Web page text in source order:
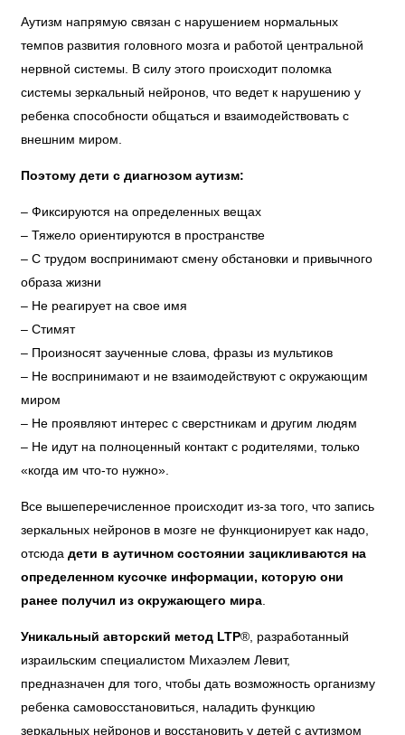
Аутизм напрямую связан с нарушением нормальных
темпов развития головного мозга и работой центральной
нервной системы. В силу этого происходит поломка
системы зеркальный нейронов, что ведет к нарушению у
ребенка способности общаться и взаимодействовать с
внешним миром.
Поэтому дети с диагнозом аутизм:
– Фиксируются на определенных вещах
– Тяжело ориентируются в пространстве
– С трудом воспринимают смену обстановки и привычного
образа жизни
– Не реагирует на свое имя
– Стимят
– Произносят заученные слова, фразы из мультиков
– Не воспринимают и не взаимодействуют с окружающим
миром
– Не проявляют интерес с сверстникам и другим людям
– Не идут на полноценный контакт с родителями, только
«когда им что-то нужно».
Все вышеперечисленное происходит из-за того, что запись
зеркальных нейронов в мозге не функционирует как надо,
отсюда дети в аутичном состоянии зацикливаются на
определенном кусочке информации, которую они
ранее получил из окружающего мира
Уникальный авторский метод LTP®, разработанный
израильским специалистом Михаэлем Левит,
предназначен для того, чтобы дать возможность организму
ребенка самовосстановиться, наладить функцию
зеркальных нейронов и восстановить у детей с аутизмом